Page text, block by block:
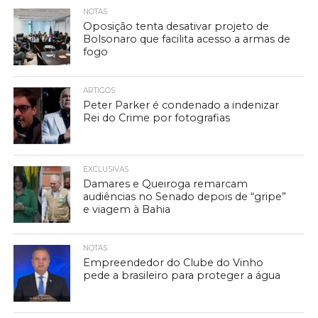
NOTAS
Oposição tenta desativar projeto de
Bolsonaro que facilita acesso a armas de
fogo
ARTIGOS
Peter Parker é condenado a indenizar
Rei do Crime por fotografias
EXCLUSIVAS
Damares e Queiroga remarcam
audiências no Senado depois de “gripe”
e viagem à Bahia
NOTAS
Empreendedor do Clube do Vinho
pede a brasileiro para proteger a água